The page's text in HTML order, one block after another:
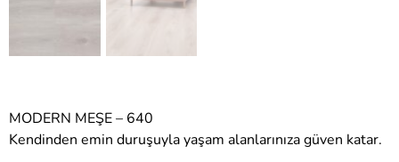
MODERN MEŞE – 640
Kendinden emin duruşuyla yaşam alanlarınıza güven katar.